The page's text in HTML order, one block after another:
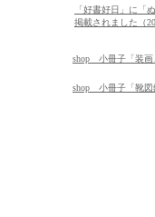
shop 小冊子「装画
shop 小冊子「靴
「好書好日」に「
掲載されました（